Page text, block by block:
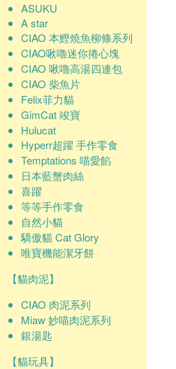
ASUKU
A star
CIAO 本鰹燒魚柳條系列
CIAO啾嚕迷你捲心塊
CIAO 啾嚕高湯四連包
CIAO 柴魚片
Felix菲力貓
GimCat 竣寶
Hulucat
Hyperr超躍 手作零食
Temptations 喵愛餡
日本藍蟹肉絲
喜躍
等等手作零食
自然小貓
驕傲貓 Cat Glory
唯寶機能潔牙餅
【貓肉泥】
CIAO 肉泥系列
Miaw 妙喵肉泥系列
銀湯匙
【貓玩具】